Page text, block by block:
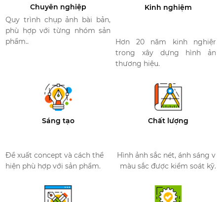
Chuyên nghiệp
Quy trình chụp ảnh bài bản,
phù hợp với từng nhóm sản
phẩm..
Kinh nghiệm
Hơn 20 năm kinh nghiệm
trong xây dựng hình ảnh
thương hiệu.
Sáng tạo
Đề xuất concept và cách thể
hiện phù hợp với sản phẩm.
Chất lượng
Hình ảnh sắc nét, ánh sáng và
màu sắc được kiểm soát kỹ.